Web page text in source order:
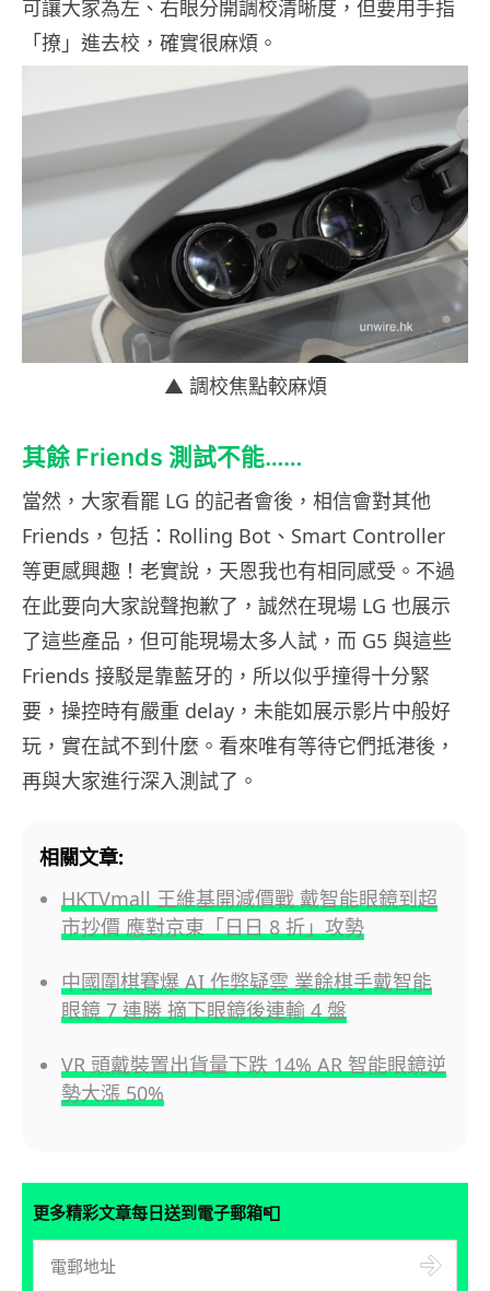
可讓大家為左、右眼分開調校清晰度，但要用手指
「撩」進去校，確實很麻煩。
▲ 調校焦點較麻煩
其餘 Friends 測試不能……
當然，大家看罷 LG 的記者會後，相信會對其他
Friends，包括：Rolling Bot、Smart Controller
等更感興趣！老實說，天恩我也有相同感受。不過
在此要向大家說聲抱歉了，誠然在現場 LG 也展示
了這些產品，但可能現場太多人試，而 G5 與這些
Friends 接駁是靠藍牙的，所以似乎撞得十分緊
要，操控時有嚴重 delay，未能如展示影片中般好
玩，實在試不到什麼。看來唯有等待它們抵港後，
再與大家進行深入測試了。
相關文章:
HKTVmall 王維基開減價戰 戴智能眼鏡到超
市抄價 應對京東「日日 8 折」攻勢
中國圍棋賽爆 AI 作弊疑雲 業餘棋手戴智能
眼鏡 7 連勝 摘下眼鏡後連輸 4 盤
VR 頭戴裝置出貨量下跌 14% AR 智能眼鏡逆
勢大漲 50%
更多精彩文章每日送到電子郵箱📮